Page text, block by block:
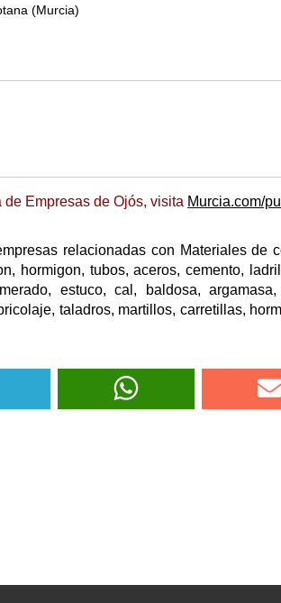
(Murcia)
Empresas de Ojós, visita Murcia.com/
relacionadas con Materiales de
hormigon, tubos, aceros, cemento,
estuco, cal, baldosa,
taladros, martillos, carretillas,